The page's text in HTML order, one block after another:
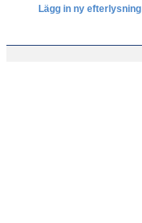
Lägg in ny efterlysning